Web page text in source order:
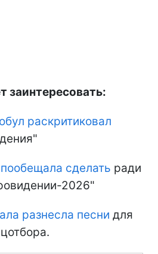
заинтересовать:
раскритиковал
сделать ради
2026"
разнесла песни для